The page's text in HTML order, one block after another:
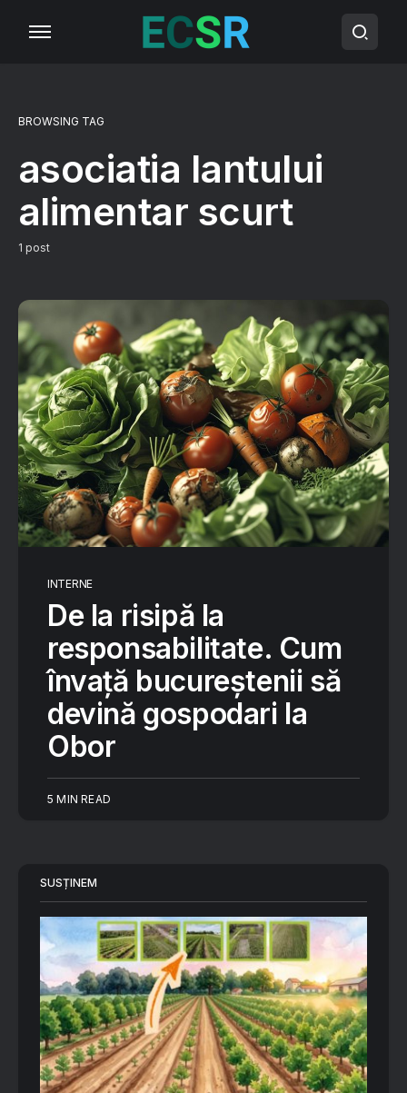
BROWSING TAG
asociatia lantului
alimentar scurt
1 post
INTERNE
De la risipă la
responsabilitate. Cum
învață bucureștenii să
devină gospodari la
Obor
5 MIN READ
SUSȚINEM